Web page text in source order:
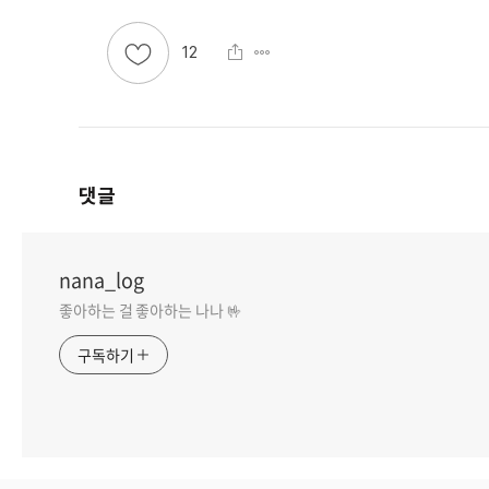
12
댓글
nana_log
좋아하는 걸 좋아하는 나나 🤟
구독하기